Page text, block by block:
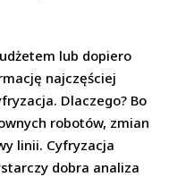
lub dopiero
najczęściej
Dlaczego? Bo
robotów, zmian
linii. Cyfryzacja
dobra analiza